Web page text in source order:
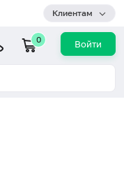
Клиентам
0 Войти